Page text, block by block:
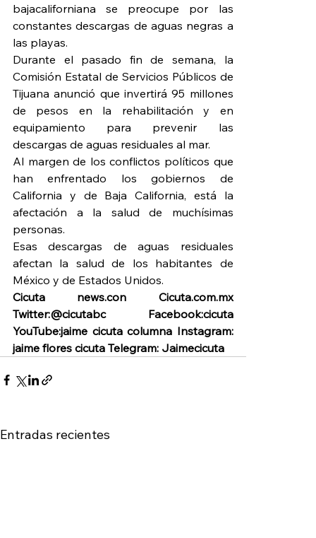
bajacaliforniana se preocupe por las
constantes descargas de aguas negras a
las playas.
Durante el pasado fin de semana, la
Comisión Estatal de Servicios Públicos de
Tijuana anunció que invertirá 95 millones
de pesos en la rehabilitación y en
equipamiento para prevenir las
descargas de aguas residuales al mar.
Al margen de los conflictos políticos que
han enfrentado los gobiernos de
California y de Baja California, está la
afectación a la salud de muchísimas
personas.
Esas descargas de aguas residuales
afectan la salud de los habitantes de
México y de Estados Unidos.
Cicuta news.con Cicuta.com.mx
Twitter:@cicutabc Facebook:cicuta
YouTube:jaime cicuta columna Instagram:
jaime flores cicuta Telegram: Jaimecicuta
Entradas recientes